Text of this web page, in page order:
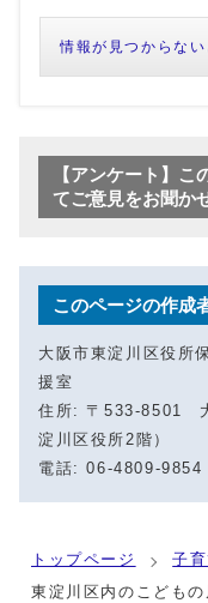
情報が見つからない
【アンケート】こ
てご意見をお聞か
このページの作成
大阪市東淀川区役所
援室
住所: 〒533-8501
淀川区役所2階）
電話: 06-4809-
トップページ 子
東淀川区内のこども